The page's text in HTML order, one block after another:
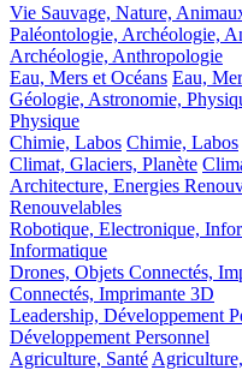
Vie Sauvage, Nature,
Paléontologie, Archéologie,
Archéologie, Anthropologie
Eau, Mers et Océans Eau,
Géologie, Astronomie,
Physique
Chimie, Labos Chimie, Labos
Climat, Glaciers, Planète
Architecture, Energies
Renouvelables
Robotique, Electronique,
Informatique
Drones, Objets Connectés,
Connectés, Imprimante 3D
Leadership, Développement
Développement Personnel
Agriculture, Santé